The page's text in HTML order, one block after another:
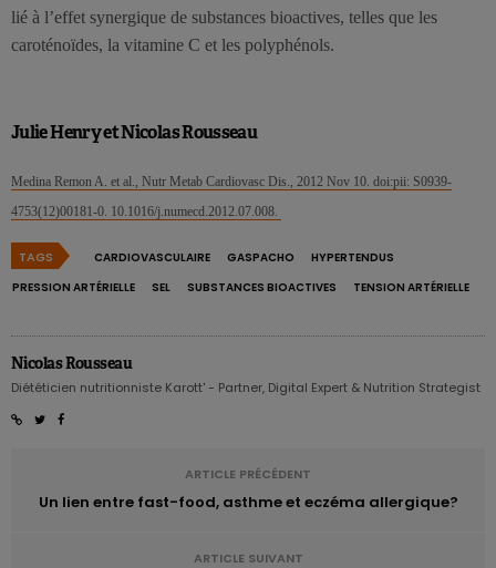
lié à l’effet synergique de substances bioactives, telles que les
caroténoïdes, la vitamine C et les polyphénols.
Julie Henry et Nicolas Rousseau
Medina Remon A. et al., Nutr Metab Cardiovasc Dis., 2012 Nov 10. doi:pii: S0939-
4753(12)00181-0. 10.1016/j.numecd.2012.07.008.
TAGS CARDIOVASCULAIRE GASPACHO
HYPERTENDUS
PRESSION ARTÉRIELLE
SEL SUBSTANCES BIOACTIVES TENSION ARTÉRIELLE
Nicolas Rousseau
Diététicien nutritionniste Karott' - Partner, Digital Expert & Nutrition Strategist
ARTICLE PRÉCÉDENT
Un lien entre fast-food, asthme et eczéma allergique?
ARTICLE SUIVANT